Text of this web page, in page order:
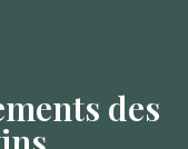
des